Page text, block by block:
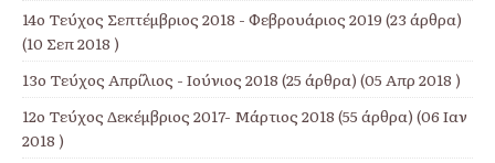
14ο Τεύχος Σεπτέμβριος 2018 - Φεβρουάριος 2019 (23 άρθρα)
(10 Σεπ 2018 )
13ο Τεύχος Απρίλιος - Ιούνιος 2018 (25 άρθρα) (05 Απρ 2018 )
12ο Τεύχος Δεκέμβριος 2017- Μάρτιος 2018 (55 άρθρα) (06 Ιαν
2018 )